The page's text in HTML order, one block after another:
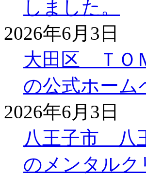
しました。
2026年6月3日
大田区 ＴＯ
の公式ホーム
2026年6月3日
八王子市 八
のメンタルク